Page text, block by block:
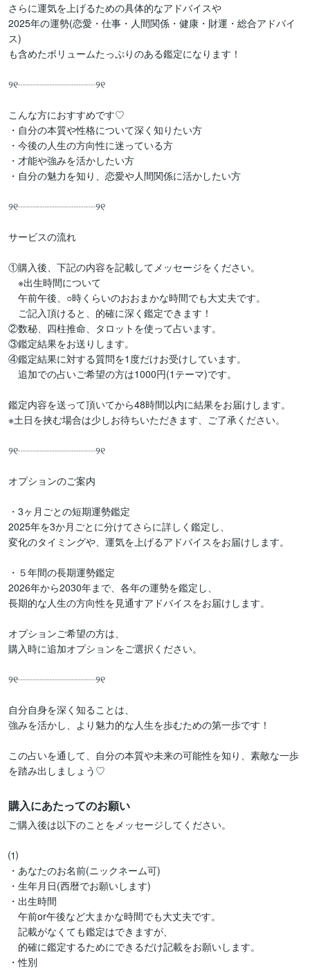
さらに運気を上げるための具体的なアドバイスや
2025年の運勢(恋愛・仕事・人間関係・健康・財運・総合アドバイ
ス)
も含めたボリュームたっぷりのある鑑定になります！
୨୧┈┈┈┈┈┈┈┈୨୧
こんな方におすすめです♡
・自分の本質や性格について深く知りたい方
・今後の人生の方向性に迷っている方
・才能や強みを活かしたい方
・自分の魅力を知り、恋愛や人間関係に活かしたい方
୨୧┈┈┈┈┈┈┈┈୨୧
サービスの流れ
①購入後、下記の内容を記載してメッセージをください。
※出生時間について
午前午後、○時くらいのおおまかな時間でも大丈夫です。
ご記入頂けると、的確に深く鑑定できます！
②数秘、四柱推命、タロットを使って占います。
③鑑定結果をお送りします。
④鑑定結果に対する質問を1度だけお受けしています。
追加での占いご希望の方は1000円(1テーマ)です。
鑑定内容を送って頂いてから48時間以内に結果をお届けします。
※土日を挟む場合は少しお待ちいただきます、ご了承ください。
୨୧┈┈┈┈┈┈┈┈୨୧
オプションのご案内
・3ヶ月ごとの短期運勢鑑定
2025年を3か月ごとに分けてさらに詳しく鑑定し、
変化のタイミングや、運気を上げるアドバイスをお届けします。
・５年間の長期運勢鑑定
2026年から2030年まで、各年の運勢を鑑定し、
長期的な人生の方向性を見通すアドバイスをお届けします。
オプションご希望の方は、
購入時に追加オプションをご選択ください。
୨୧┈┈┈┈┈┈┈┈୨୧
自分自身を深く知ることは、
強みを活かし、より魅力的な人生を歩むための第一歩です！
この占いを通して、自分の本質や未来の可能性を知り、素敵な一歩
購入にあたってのお願い
ご購入後は以下のことをメッセージしてください。
⑴
・あなたのお名前(ニックネーム可)
・生年月日(西暦でお願いします)
・出生時間
午前or午後など大まかな時間でも大丈夫です。
記載がなくても鑑定はできますが、
的確に鑑定するためにできるだけ記載をお願いします。
・性別